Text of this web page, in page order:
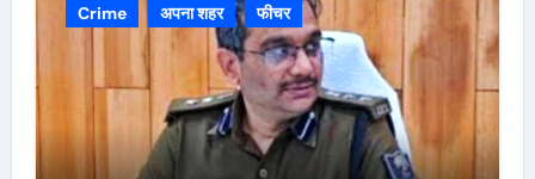
Crime अपना शहर फीचर